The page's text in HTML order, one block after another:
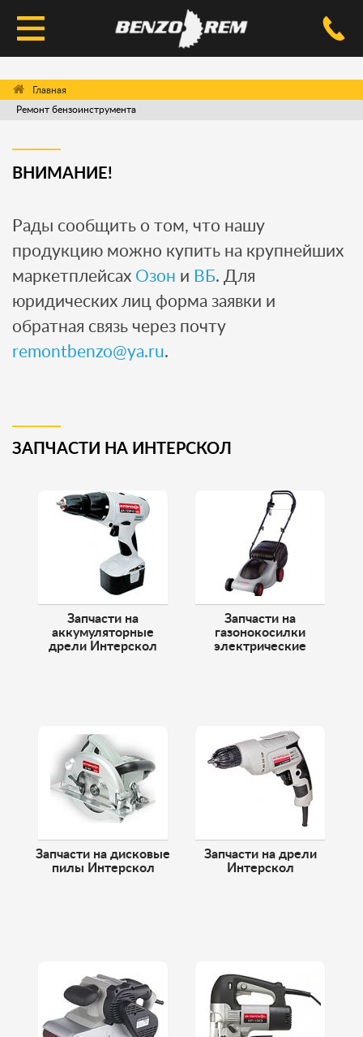
КОНТАКТЫ
Ремонт бензоинструмента
ВНИМАНИЕ!
Рады сообщить о том, что нашу
продукцию можно купить на крупнейших
маркетплейсах Озон и ВБ. Для
юридических лиц форма заявки и
обратная связь через почту
remontbenzo@ya.ru.
ЗАПЧАСТИ НА ИНТЕРСКОЛ
Запчасти на
аккумуляторные
дрели Интерскол
Запчасти на
газонокосилки
электрические
Запчасти на дисковые
пилы Интерскол
Запчасти на дрели
Интерскол